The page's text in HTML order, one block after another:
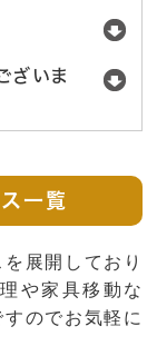
ざいま
一覧
展開しており
や家具移動な
のでお気軽に